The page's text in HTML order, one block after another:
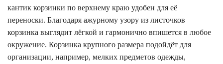
кантик корзинки по верхнему краю удобен для её
переноски. Благодаря ажурному узору из листочков
корзинка выглядит лёгкой и гармонично впишется в любое
окружение. Корзинка крупного размера подойдёт для
организации, например, мелких предметов одежды,